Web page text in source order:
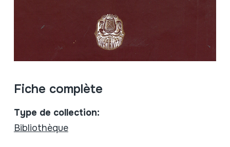
Fiche complète
Type de collection:
Bibliothèque